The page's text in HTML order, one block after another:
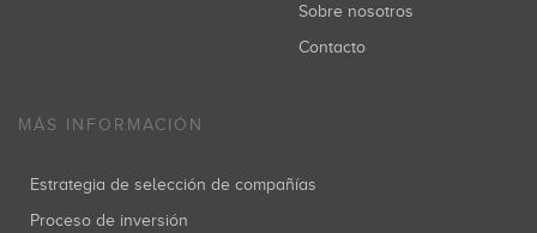
Sobre nosotros
Contacto
MÁS INFORMACIÓN
Estrategia de selección de compañías
Proceso de inversión